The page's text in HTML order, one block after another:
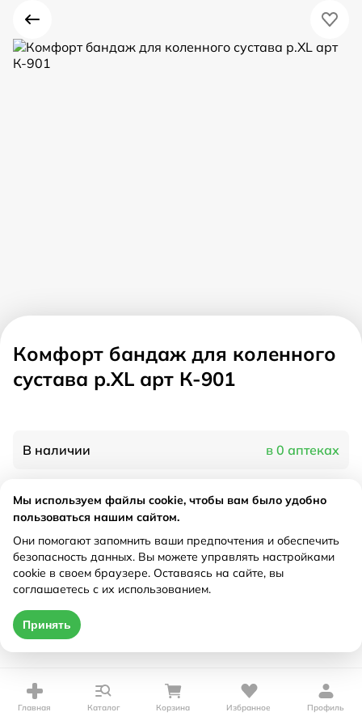
Комфорт бандаж для коленного
сустава р.ХL арт К-901
В наличии в 0 аптеках
Характеристики
Рецепт Не требуется
Цена действительна только при оформлении онлайн
Главная Каталог Корзина Избранное Профиль
Мы используем файлы cookie, чтобы вам было удобно
пользоваться нашим сайтом.
Они помогают запомнить ваши предпочтения и обеспечить
безопасность данных. Вы можете управлять настройками
cookie в своем браузере. Оставаясь на сайте, вы
соглашаетесь с их использованием.
Принять